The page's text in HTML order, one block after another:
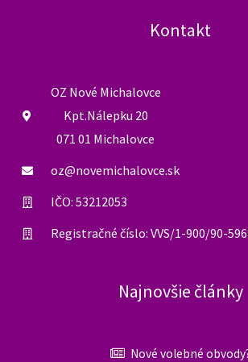
Kontakt
OZ Nové Michalovce
Kpt.Nálepku 20
071 01 Michalovce
oz@novemichalovce.sk
IČO: 53212053
Registračné číslo: VVS/1-900/90-
Najnovšie články
Nové volebné